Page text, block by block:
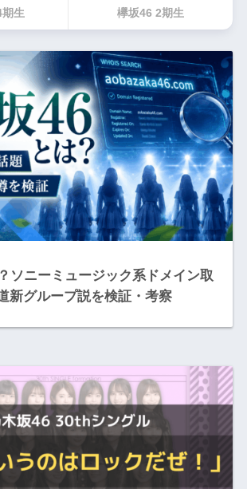
期生 欅坂46 2期生
ソニーミュージック系ドメイン取
新グループ説を検証・考察